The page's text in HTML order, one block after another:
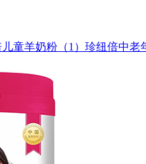
童羊奶粉（1） 珍纽倍中老